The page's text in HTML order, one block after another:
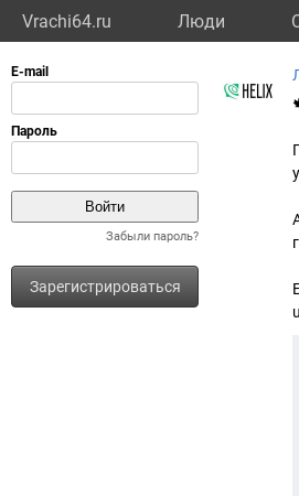
Vrachi64.ru Люди
Забыли пароль?
Зарегистрироваться